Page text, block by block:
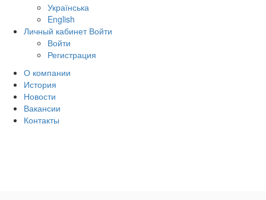
Українська
English
Личный кабинет Войти
Войти
Регистрация
О компании
История
Новости
Вакансии
Контакты